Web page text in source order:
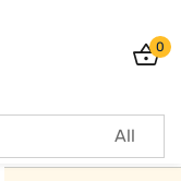
0
LIBRE